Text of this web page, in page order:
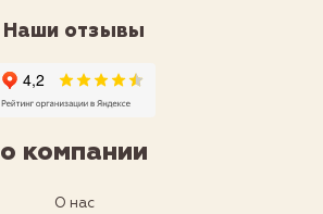
Наши отзывы
о компании
О нас